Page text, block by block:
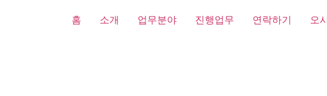
홈 소개 업무분야 진행업무 연락하기 오